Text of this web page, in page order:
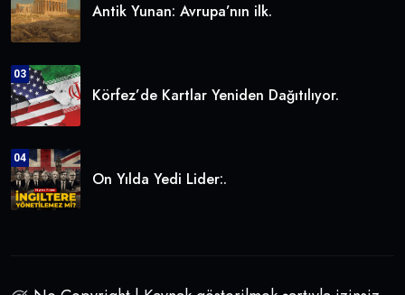
Antik Yunan: Avrupa’nın ilk.
03
Körfez’de Kartlar Yeniden Dağıtılıyor.
04
On Yılda Yedi Lider:.